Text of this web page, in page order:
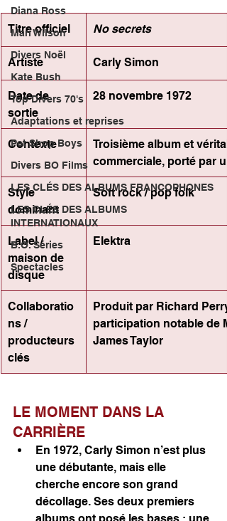
Diana Ross
Mari Wilson
Divers Noël
Kate Bush
Top Divers 70's
Adaptations et reprises
Pet Shop Boys
Divers BO Films
LES CLÉS DES ALBUMS FRANCOPHONES
LES CLÉS DES ALBUMS
INTERNATIONAUX
B.O. Séries
Spectacles
Titre officiel No secrets
Artiste Carly Simon
Date de
sortie
28 novembre 1972
Contexte
Troisième album et
commerciale, porté par
Style
dominant
Soft rock / pop folk
Label /
maison de
disque
Elektra
Collaboratio
ns /
producteurs
clés
Produit par Richard
participation notable de
James Taylor
LE MOMENT DANS LA
CARRIÈRE
En 1972, Carly Simon n’est plus
une débutante, mais elle
cherche encore son grand
décollage. Ses deux premiers
albums ont posé les bases : une